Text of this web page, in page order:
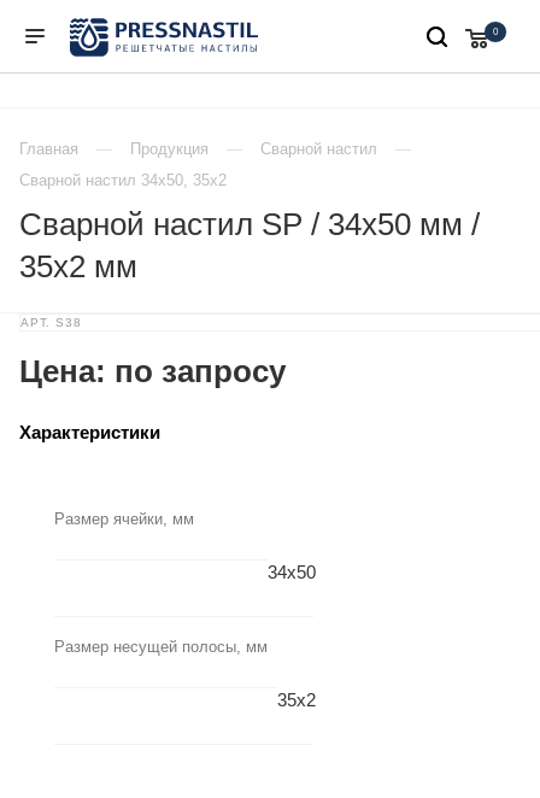
0
Главная Продукция
Сварной настил
Сварной настил 34х50, 35х2
Сварной настил SP / 34х50 мм /
35х2 мм
АРТ. S38
Цена: по запросу
Характеристики
Размер ячейки, мм
34x50
Размер несущей полосы, мм
35x2